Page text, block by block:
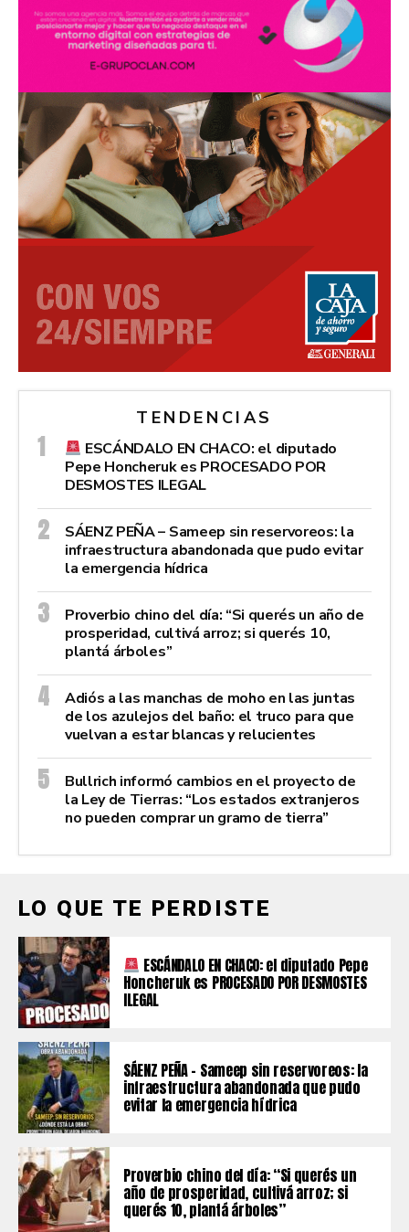
TENDENCIAS
ESCÁNDALO EN CHACO: el diputado
Pepe Honcheruk es PROCESADO POR
DESMOSTES ILEGAL
SÁENZ PEÑA – Sameep sin reservoreos: la
infraestructura abandonada que pudo evitar
la emergencia hídrica
Proverbio chino del día: “Si querés un año de
prosperidad, cultivá arroz; si querés 10,
plantá árboles”
Adiós a las manchas de moho en las juntas
de los azulejos del baño: el truco para que
vuelvan a estar blancas y relucientes
Bullrich informó cambios en el proyecto de
la Ley de Tierras: “Los estados extranjeros
no pueden comprar un gramo de tierra”
LO QUE TE PERDISTE
ESCÁNDALO EN CHACO: el diputado Pepe
Honcheruk es PROCESADO POR DESMOSTES
ILEGAL
SÁENZ PEÑA – Sameep sin reservoreos: la
infraestructura abandonada que pudo
evitar la emergencia hídrica
Proverbio chino del día: “Si querés un
año de prosperidad, cultivá arroz; si
querés 10, plantá árboles”